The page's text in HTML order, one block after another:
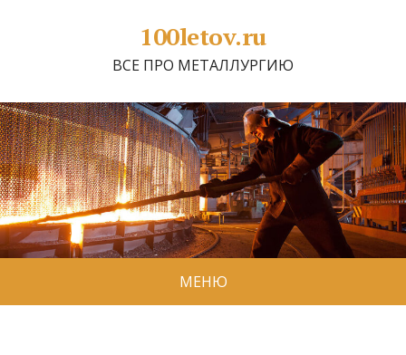
100letov.ru
ВСЕ ПРО МЕТАЛЛУРГИЮ
МЕНЮ